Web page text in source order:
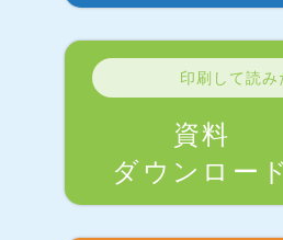
印刷して読み
資料
ダウンロード